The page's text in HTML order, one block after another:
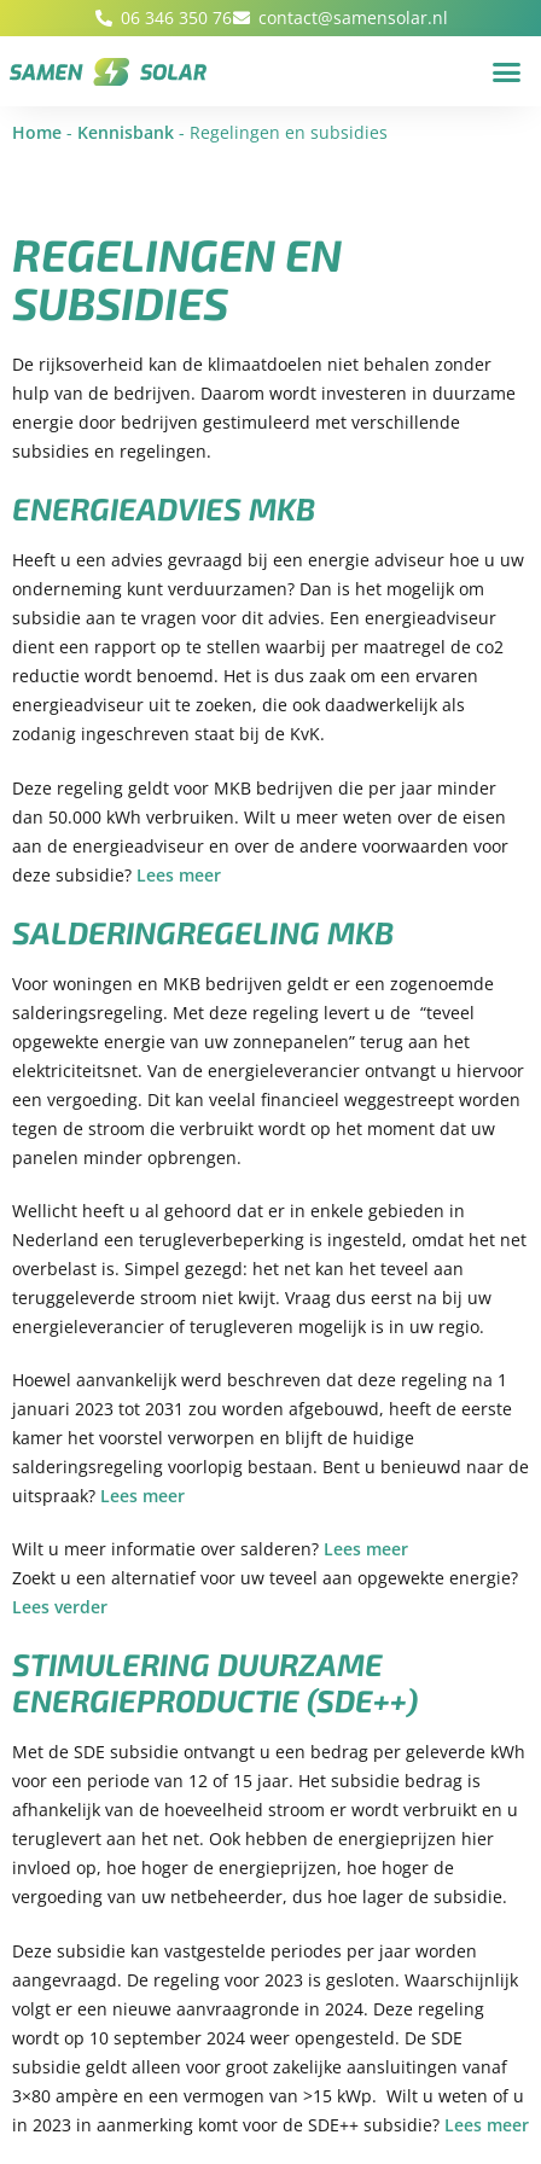
06 346 350 76 contact@samensolar.nl
Home - Kennisbank - Regelingen en subsidies
REGELINGEN EN
SUBSIDIES
De rijksoverheid kan de klimaatdoelen niet behalen zonder
hulp van de bedrijven. Daarom wordt investeren in duurzame
energie door bedrijven gestimuleerd met verschillende
subsidies en regelingen.
ENERGIEADVIES MKB
Heeft u een advies gevraagd bij een energie adviseur hoe u uw
onderneming kunt verduurzamen? Dan is het mogelijk om
subsidie aan te vragen voor dit advies. Een energieadviseur
dient een rapport op te stellen waarbij per maatregel de co2
reductie wordt benoemd. Het is dus zaak om een ervaren
energieadviseur uit te zoeken, die ook daadwerkelijk als
zodanig ingeschreven staat bij de KvK.
Deze regeling geldt voor MKB bedrijven die per jaar minder
dan 50.000 kWh verbruiken. Wilt u meer weten over de eisen
aan de energieadviseur en over de andere voorwaarden voor
deze subsidie? Lees meer
SALDERINGREGELING MKB
Voor woningen en MKB bedrijven geldt er een zogenoemde
salderingsregeling. Met deze regeling levert u de “teveel
opgewekte energie van uw zonnepanelen” terug aan het
elektriciteitsnet. Van de energieleverancier ontvangt u hiervoor
een vergoeding. Dit kan veelal financieel weggestreept worden
tegen de stroom die verbruikt wordt op het moment dat uw
panelen minder opbrengen.
Wellicht heeft u al gehoord dat er in enkele gebieden in
Nederland een terugleverbeperking is ingesteld, omdat het net
overbelast is. Simpel gezegd: het net kan het teveel aan
teruggeleverde stroom niet kwijt. Vraag dus eerst na bij uw
energieleverancier of terugleveren mogelijk is in uw regio.
Hoewel aanvankelijk werd beschreven dat deze regeling na 1
januari 2023 tot 2031 zou worden afgebouwd, heeft de eerste
kamer het voorstel verworpen en blijft de huidige
salderingsregeling voorlopig bestaan. Bent u benieuwd naar de
uitspraak? Lees meer
Wilt u meer informatie over salderen? Lees meer
Zoekt u een alternatief voor uw teveel aan opgewekte energie?
Lees verder
STIMULERING DUURZAME
ENERGIEPRODUCTIE (SDE++)
Met de SDE subsidie ontvangt u een bedrag per geleverde kWh
voor een periode van 12 of 15 jaar. Het subsidie bedrag is
afhankelijk van de hoeveelheid stroom er wordt verbruikt en u
teruglevert aan het net. Ook hebben de energieprijzen hier
invloed op, hoe hoger de energieprijzen, hoe hoger de
vergoeding van uw netbeheerder, dus hoe lager de subsidie.
Deze subsidie kan vastgestelde periodes per jaar worden
aangevraagd. De regeling voor 2023 is gesloten. Waarschijnlijk
volgt er een nieuwe aanvraagronde in 2024. Deze regeling
wordt op 10 september 2024 weer opengesteld. De SDE
subsidie geldt alleen voor groot zakelijke aansluitingen vanaf
3×80 ampère en een vermogen van >15 kWp. Wilt u weten of u
in 2023 in aanmerking komt voor de SDE++ subsidie? Lees meer